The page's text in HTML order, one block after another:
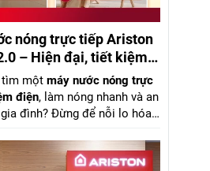
nóng trực tiếp Ariston
– Hiện đại, tiết kiệm
đáng mua nhất 2026
tìm một máy nước nóng trực
điện, làm nóng nhanh và an
đình? Đừng để nỗi lo hóa
trải nghiệm phòng tắm với
2.0
– giải pháp tối ưu giữa